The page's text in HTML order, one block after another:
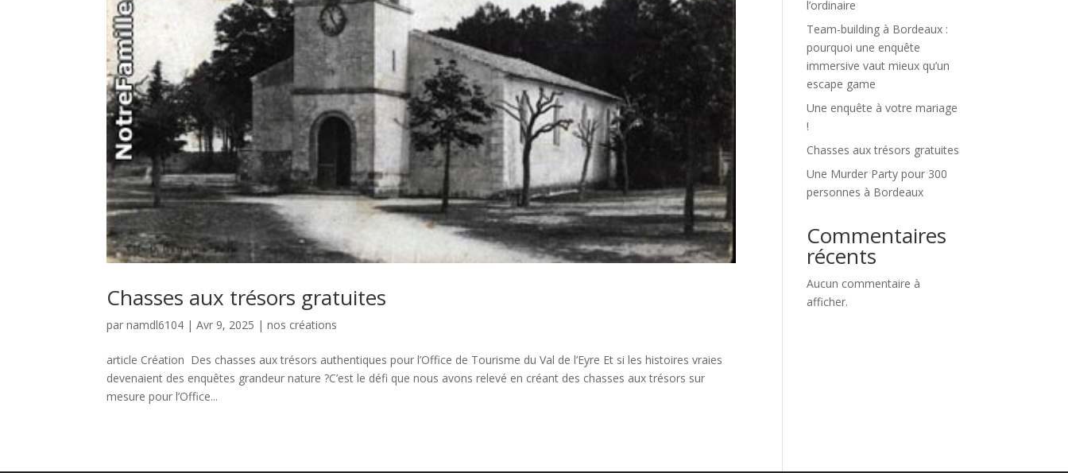
Chasses aux trésors gratuites
parnamdl6104 |Avr 9, 2025 |nos créations
article Création Des chasses aux trésors authentiques pour l’Office de Tourisme du Val de l’Eyre Et si les histoires vraies
devenaient des enquêtes grandeur nature ?C’est le défi que nous avons relevé en créant des chasses aux trésors sur
mesure pour l’Office...
l’ordinaire
Team-building à Bordeaux :
pourquoi une enquête
immersive vaut mieux qu’un
escape game
Une enquête à votre mariage
!
Chasses aux trésors gratuites
Une Murder Party pour 300
personnes à Bordeaux
Commentaires
récents
Aucun commentaire à
afficher.